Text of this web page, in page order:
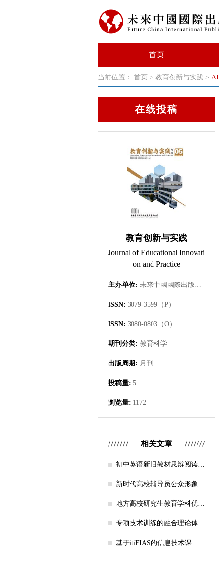
首页
当前位置： 首页 > 教育创新与实践 >
在线投稿
教育创新与实践
Journal of Educational Innovati
on and Practice
主办单位: 未來中國國際出版集團有限公司
ISSN: 3079-3599（P）
ISSN: 3080-0803（O）
期刊分类: 教育科学
出版周期: 月刊
投稿量: 5
浏览量: 1172
相关文章
初中英语新旧教材思辨阅读任
新时代高校辅导员公众形象塑
地方高校研究生教育学科优化
径探析
专项技术训练的融合理论体系
基于itiFIAS的信息技术课堂